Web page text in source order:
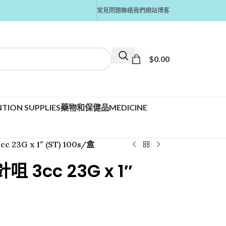
常見問題聯絡我們網站博客
$0.00
SUPPLIES藥物和保健品MEDICINE
23G x 1″ (ST) 100s/盒
咀 3cc 23G x 1″